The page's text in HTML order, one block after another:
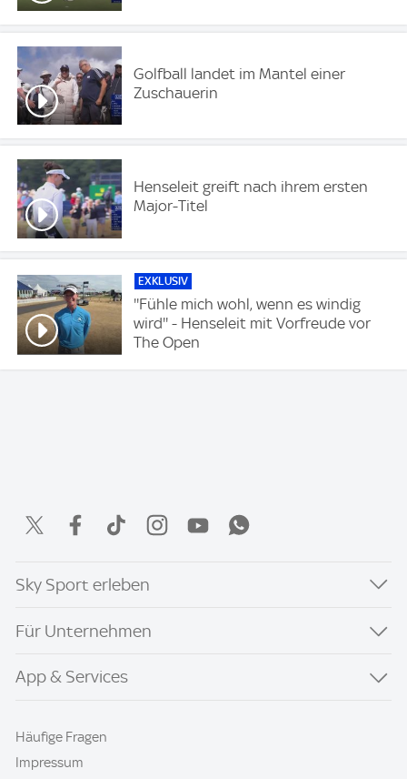
Golfball landet im Mantel einer
Zuschauerin
Henseleit greift nach ihrem ersten
Major-Titel
EXKLUSIV
''Fühle mich wohl, wenn es windig
wird'' - Henseleit mit Vorfreude vor
The Open
Sky Sport erleben
Für Unternehmen
App & Services
Häufige Fragen
Impressum